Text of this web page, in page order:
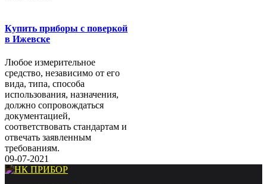
Купить приборы с поверкой
в Ижевске
Любое измерительное
средство, независимо от его
вида, типа, способа
использования, назначения,
должно сопровождаться
документацией,
соответствовать стандартам и
отвечать заявленным
требованиям.
09-07-2021